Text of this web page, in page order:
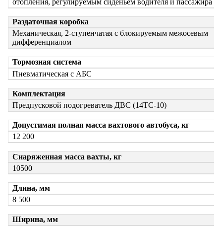
отопления, регулируемым сиденьем водителя и пассажира
Раздаточная коробка
Механическая, 2-ступенчатая с блокируемым межосевым
дифференциалом
Тормозная система
Пневматическая с АБС
Комплектация
Предпусковой подогреватель ДВС (14ТС-10)
Допустимая полная масса вахтового автобуса, кг
12 200
Снаряженная масса вахты, кг
10500
Длина, мм
8 500
Ширина, мм